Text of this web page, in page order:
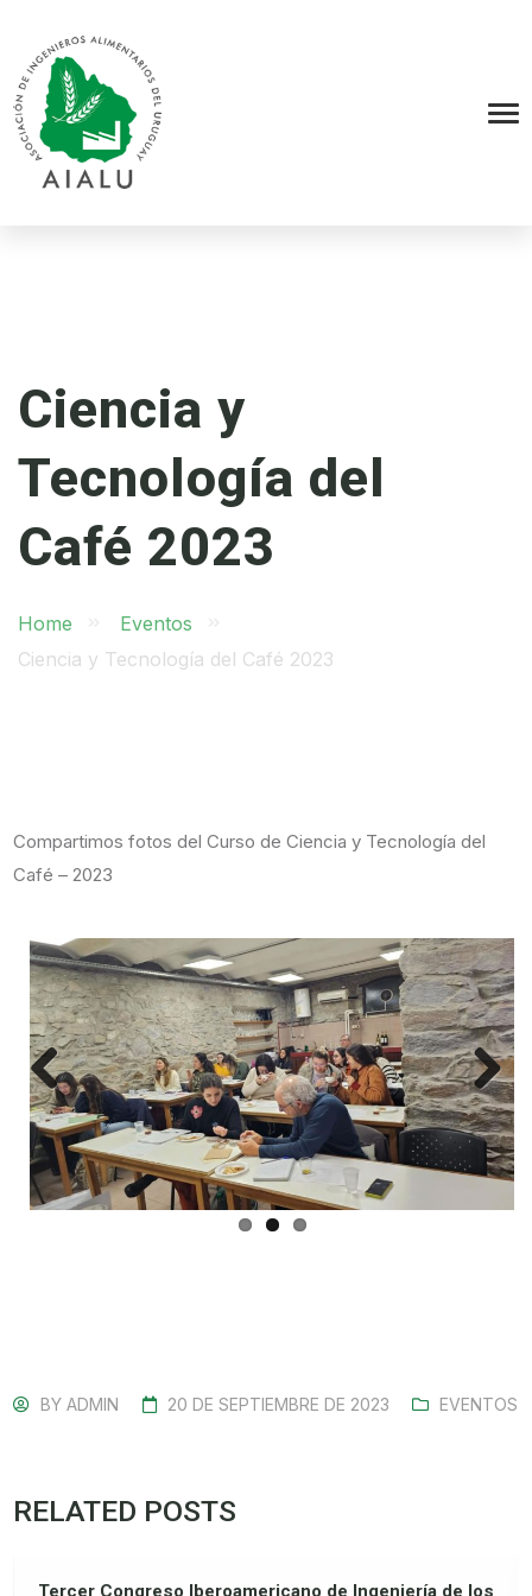
Ciencia y
Tecnología del
Café 2023
Home
Eventos
Ciencia y Tecnología del Café 2023
Compartimos fotos del Curso de Ciencia y Tecnología del
Café – 2023
Previ
ous
Next
BYADMIN 20 DE SEPTIEMBRE DE 2023 EVENTOS
RELATED POSTS
Tercer Congreso Iberoamericano de Ingeniería de los